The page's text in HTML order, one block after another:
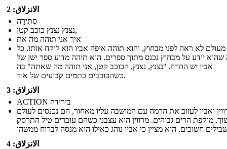
الانزلاق: 2
סְתִירָה
נצנץ נצנץ כוכב קטן,
איך אני תוהה מה את
מעולם לא ראה לפני מבחוץ, והוא תוהה איפה אביו הוא לוקח אותו. כל
שהוא יודע על מבחוץ נכנס מתוך ספרים. הוא תוהה מדוע ספר ישן של
אביו יש החרוז, "נצנץ, נצנץ, הכוכב קטן, אני תוהה מה שאתה" בה
כשהכוכבים כתמים קבועים של אור.
الانزلاق: 3
ACTION בירידה
ואביו לעזוב את הרמה עם המושבה עליו מאחור, הם נכנסים לעולם
מוקפת הרים גבוהים. מרווין הוא עצבני כשהם עוברים טיל התרסק
الانزلاق: 4